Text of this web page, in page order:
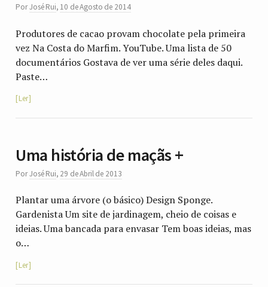
PorJosé Rui, 10 de Agosto de 2014
Produtores de cacao provam chocolate pela primeira
vez Na Costa do Marfim. YouTube. Uma lista de 50
documentários Gostava de ver uma série deles daqui.
Paste…
Ler
Uma história de maçãs +
PorJosé Rui, 29 de Abril de 2013
Plantar uma árvore (o básico) Design Sponge.
Gardenista Um site de jardinagem, cheio de coisas e
ideias. Uma bancada para envasar Tem boas ideias, mas
o…
Ler